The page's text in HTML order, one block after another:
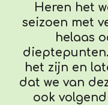
Heren het
seizoen met
helaas
het zijn en
dat we van
ook